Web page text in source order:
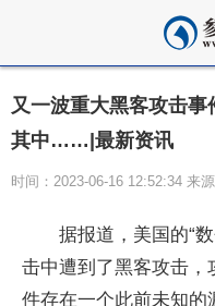
又一波重大黑客攻击
其中……|最新资讯
时间：2023-06-16 12:52:34 来
据报道，美国的“
击中遭到了黑客攻击，
件存在一个此前未知的